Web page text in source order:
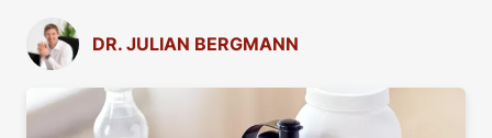
DR. JULIAN BERGMANN